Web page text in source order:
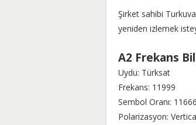
Şirket sahibi
yeniden izlemek
A2 Frekans
Uydu: Türksat
Frekans: 11999
Sembol Oranı: 11666
Polarizasyon: